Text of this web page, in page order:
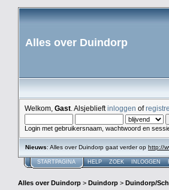
Alles over Duindorp
Welkom, Gast . Alsjeblieftinloggen of
Login met gebruikersnaam, wachtwoord en
Nieuws: Alles over Duindorp gaat verder op http://
STARTPAGINA HELP ZOEK INLOGGEN
Alles over Duindorp > Duindorp > Duindorp/